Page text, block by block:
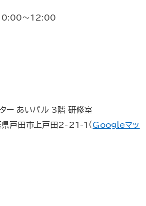
～12:00
ー あいパル 3階 研修室
戸田市上戸田2-21-1（ Googleマッ